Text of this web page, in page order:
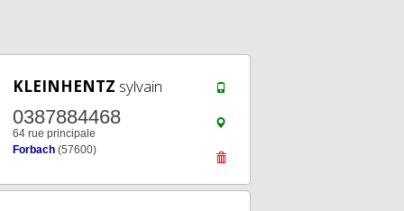
KLEINHENTZ sylvain
0387884468
64 rue principale
Forbach (57600)